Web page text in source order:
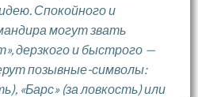
Спокойного и
могут звать
дерзкого и быстрого —
позывные-символы:
«Барс» (за ловкость) или